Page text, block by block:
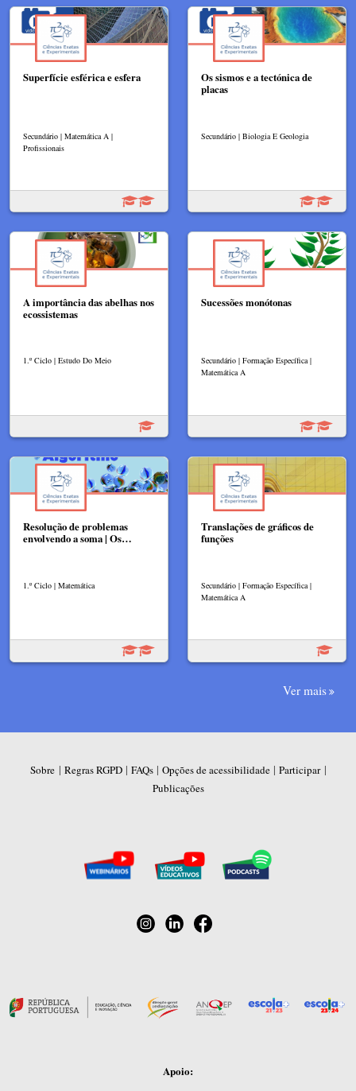
Superfície esférica e esfera
Secundário | Matemática A |
Profissionais
Os sismos e a tectónica de
placas
Secundário | Biologia E Geologia
A importância das abelhas nos
ecossistemas
1.º Ciclo | Estudo Do Meio
Sucessões monótonas
Secundário | Formação Específica |
Matemática A
Resolução de problemas
envolvendo a soma | Os…
1.º Ciclo | Matemática
Translações de gráficos de
funções
Secundário | Formação Específica |
Matemática A
Ver mais
Sobre | Regras RGPD| FAQs| Opções de acessibilidade| Participar|
Publicações
Apoio: